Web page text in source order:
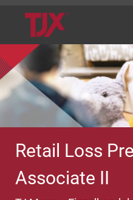
Retail Loss
Associate II